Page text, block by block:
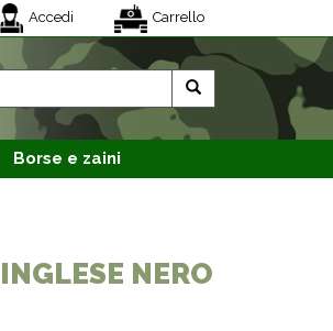
Accedi Carrello
Borse e zaini
NERO